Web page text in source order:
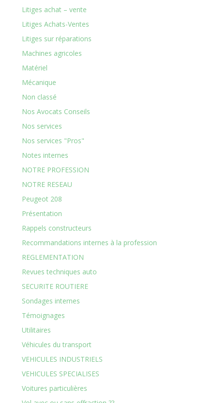
Litiges achat – vente
Litiges Achats-Ventes
Litiges sur réparations
Machines agricoles
Matériel
Mécanique
Non classé
Nos Avocats Conseils
Nos services
Nos services "Pros"
Notes internes
NOTRE PROFESSION
NOTRE RESEAU
Peugeot 208
Présentation
Rappels constructeurs
Recommandations internes à la profession
REGLEMENTATION
Revues techniques auto
SECURITE ROUTIERE
Sondages internes
Témoignages
Utilitaires
Véhicules du transport
VEHICULES INDUSTRIELS
VEHICULES SPECIALISES
Voitures particulières